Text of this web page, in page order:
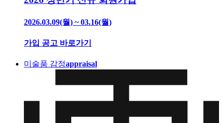
2026.03.09(월) ~ 03.16(월)
가입 공고 바로가기
미술품 감정appraisal